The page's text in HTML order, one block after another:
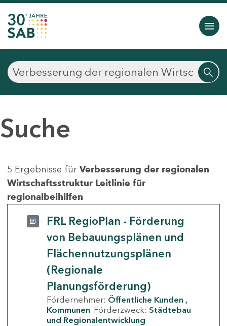
Suche
5 Ergebnisse für Verbesserung der regionalen
Wirtschaftsstruktur Leitlinie für
regionalbeihilfen
FRL RegioPlan - Förderung
von Bebauungsplänen und
Flächennutzungsplänen
(Regionale
Planungsförderung)
Fördernehmer: Öffentliche Kunden
Kommunen Förderzweck: Städtebau
und Regionalentwicklung